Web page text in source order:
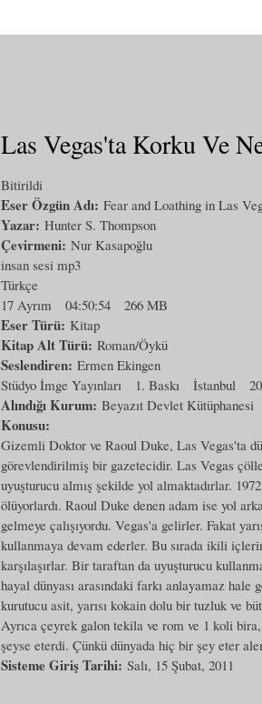
Las Vegas'ta Korku Ve
Bitirildi
Eser Özgün Adı: Fear and Loathing in Las
Yazar: Hunter S. Thompson
Çevirmeni: Nur Kasapoğlu
insan sesi mp3
Türkçe
17 Ayrım
04:50:54 266 MB
Eser Türü: Kitap
Kitap Alt Türü: Roman/Öykü
Seslendiren: Ermen Ekingen
Stüdyo İmge Yayınları
1. Baskı İstanbul
Alındığı Kurum: Beyazıt Devlet Kütüphanesi
Konusu:
Gizemli Doktor ve Raoul Duke, Las Vegas'ta
görevlendirilmiş bir gazetecidir. Las Vegas
uyuşturucu almış şekilde yol almaktadırlar.
ölüyorlardı. Raoul Duke denen adam ise yol
gelmeye çalışıyordu. Vegas'a gelirler. Fakat
kullanmaya devam ederler. Bu sırada ikili
karşılaşırlar. Bir taraftan da uyuşturucu
hayal dünyası arasındaki farkı anlayamaz
kurutucu asit, yarısı kokain dolu bir tuzluk ve
Ayrıca çeyrek galon tekila ve rom ve 1 koli
şeyse eterdi. Çünkü dünyada hiç bir şey eter
Sisteme Giriş Tarihi: Salı, 15 Şubat, 2011